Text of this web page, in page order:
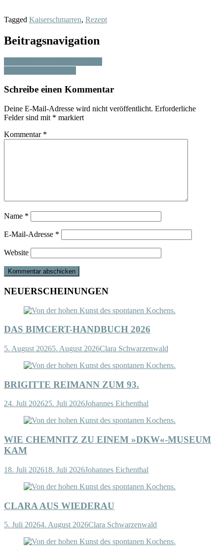
Tagged Kaiserschmarren, Rezept
Beitragsnavigation
Schreibe einen Kommentar
Deine E-Mail-Adresse wird nicht veröffentlicht. Erforderliche
Felder sind mit * markiert
Kommentar *
Name *
E-Mail-Adresse *
Website
NEUERSCHEINUNGEN
DAS BIMCERT-HANDBUCH 2026
5. August 20265. August 2026Clara Schwarzenwald
BRIGITTE REIMANN ZUM 93.
24. Juli 202625. Juli 2026Johannes Eichenthal
WIE CHEMNITZ ZU EINEM »DKW«-MUSEUM
KAM
18. Juli 202618. Juli 2026Johannes Eichenthal
CLARA AUS WIEDERAU
5. Juli 20264. August 2026Clara Schwarzenwald